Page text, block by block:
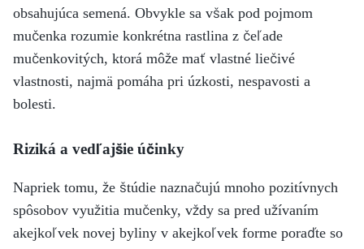
obsahujúca semená. Obvykle sa však pod pojmom
mučenka rozumie konkrétna rastlina z čeľade
mučenkovitých, ktorá môže mať vlastné liečivé
vlastnosti, najmä pomáha pri úzkosti, nespavosti a
bolesti.
Riziká a vedľajšie účinky
Napriek tomu, že štúdie naznačujú mnoho pozitívnych
spôsobov využitia mučenky, vždy sa pred užívaním
akejkoľvek novej byliny v akejkoľvek forme poraďte so